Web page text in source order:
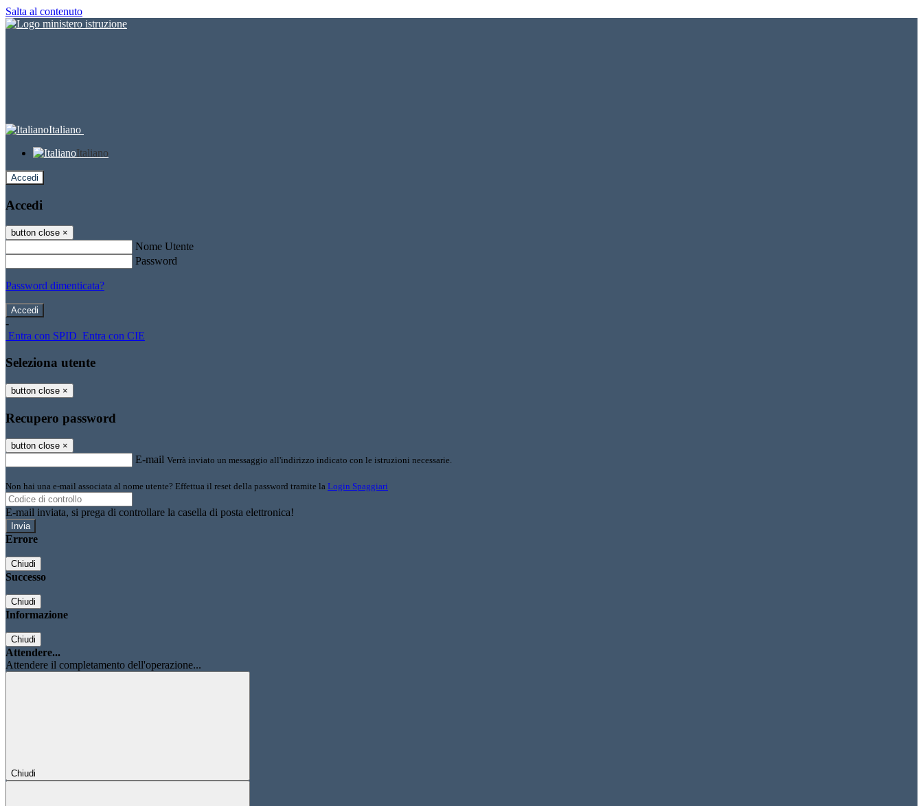
Salta al contenuto
Italiano
Italiano
Accedi
Accedi
button close ×
Nome Utente
Password
Password dimenticata?
-
Entra con SPID Entra con CIE
Seleziona utente
button close ×
Recupero password
button close ×
E-mail Verrà inviato un messaggio all'indirizzo indicato con le istruzioni necessarie.
Non hai una e-mail associata al nome utente? Effettua il reset della password tramite la Login Spaggiari
E-mail inviata, si prega di controllare la casella di posta elettronica!
Errore
Chiudi
Successo
Chiudi
Informazione
Chiudi
Attendere...
Attendere il completamento dell'operazione...
Chiudi